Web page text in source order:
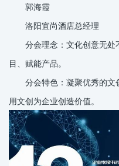
郭海霞
洛阳宜尚酒店总经理
分会理念：文化创意无处
目、赋能产品。
分会特色：凝聚优秀的文
用文创为企业创造价值。